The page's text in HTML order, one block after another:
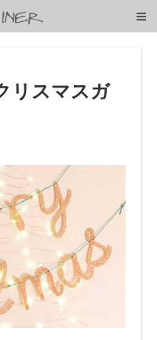
リスマスガ